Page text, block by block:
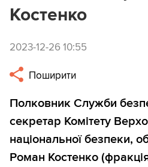
Костенко
2023-12-26 10:55
Поширити
Полковник Служби
секретар Комітету
національної безпеки,
Роман Костенко